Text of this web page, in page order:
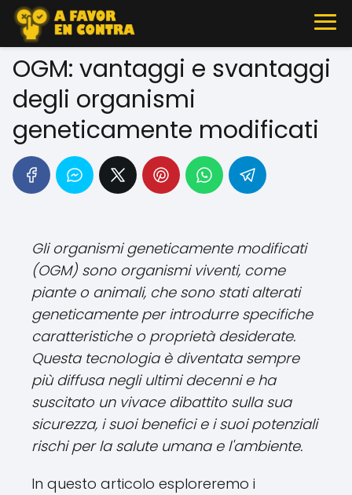
OGM: vantaggi e svantaggi
degli organismi
geneticamente modificati
Gli organismi geneticamente modificati
(OGM) sono organismi viventi, come
piante o animali, che sono stati alterati
geneticamente per introdurre specifiche
caratteristiche o proprietà desiderate.
Questa tecnologia è diventata sempre
più diffusa negli ultimi decenni e ha
suscitato un vivace dibattito sulla sua
sicurezza, i suoi benefici e i suoi potenziali
rischi per la salute umana e l'ambiente.
In questo articolo esploreremo i